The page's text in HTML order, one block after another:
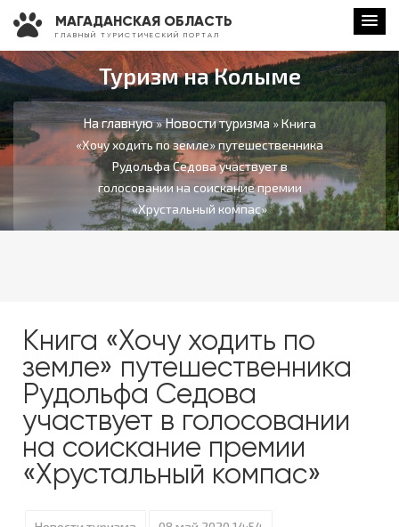
МАГАДАНСКАЯ ОБЛАСТЬ
Г Л А В Н Ы Й Т У Р И С Т И Ч Е С К И Й П О Р Т А Л
Туризм на Колыме
На главную»Новости туризма » Книга
«Хочу ходить по земле» путешественника
Рудольфа Седова участвует в
голосовании на соискание премии
«Хрустальный компас»
Книга «Хочу ходить по
земле» путешественника
Рудольфа Седова
участвует в голосовании
на соискание премии
«Хрустальный компас»